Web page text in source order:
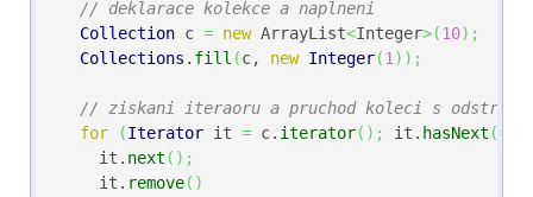
// deklarace kolekce a naplneni
Collection c = new ArrayList<Integer>(10) ;
Collections . fill (c, new Integer(1) ) ;
// ziskani iteraoru a pruchod koleci s
for
(Iterator it = c. iterator( ) ; it. hasNext (
    it.
next ( ) ;
    it.
remove( )